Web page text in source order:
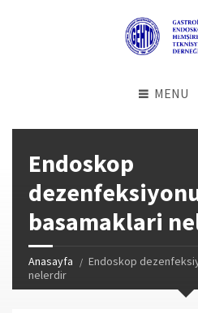
MENU
Endoskop
basamaklari
Anasayfa
Endoskop
nelerdir